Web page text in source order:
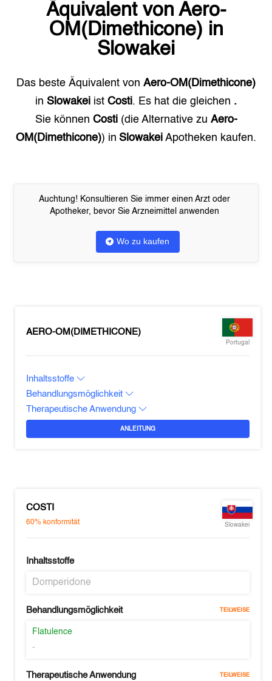
Äquivalent von Aero-
OM(Dimethicone) in
Slowakei
Das beste Äquivalent von Aero-OM(Dimethicone)
in Slowakei ist Costi. Es hat die gleichen .
Sie können Costi(die Alternative zu Aero-
OM(Dimethicone)) in Slowakei Apotheken kaufen.
Auchtung! Konsultieren Sie immer einen Arzt oder
Apotheker, bevor Sie Arzneimittel anwenden
Wo zu kaufen
AERO-OM(DIMETHICONE)
Portugal
Inhaltsstoffe
Behandlungsmöglichkeit
Therapeutische Anwendung
ANLEITUNG
COSTI
60% konformität Slowakei
Inhaltsstoffe
Domperidone
Behandlungsmöglichkeit TEILWEISE
Flatulence
-
Therapeutische Anwendung TEILWEISE